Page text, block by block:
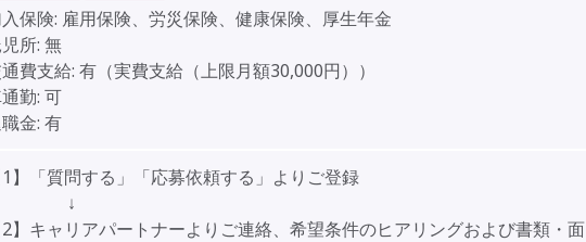
保険: 雇用保険、労災保険、健康保険、厚生年金
所: 無
費支給: 有（実費支給（上限月額30,000円））
勤: 可
金: 有
1】「質問する」「応募依頼する」よりご登録
↓
2】キャリアパートナーよりご連絡、希望条件のヒアリングおよび書類・面